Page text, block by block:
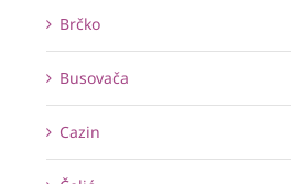
Brčko
Busovača
Cazin